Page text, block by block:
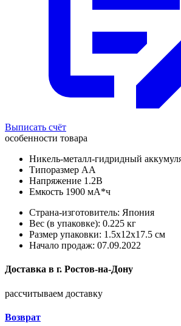
Выписать счёт
особенности товара
Никель-металл-гидридный
Типоразмер AA
Напряжение 1.2В
Емкость 1900 мА*ч
Страна-изготовитель: Япония
Вес (в упаковке): 0.225 кг
Размер упаковки: 1.5x12x17.5 см
Начало продаж: 07.09.2022
Доставка в г. Ростов-на-Дону
рассчитываем доставку
Возврат